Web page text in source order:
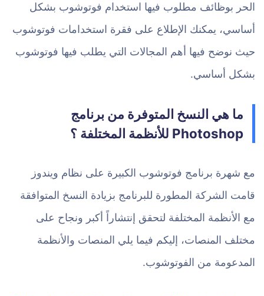
الحر بوظائف مطلوب فيها استخدام فوتوشوب بشكل
أساسي، يمكنك الإطلاع على فقرة استخدامات فوتوشوب
حيث نوضح فيها أهم المجالات التي يطلب فيها فوتوشوب
بشكل أساسي.
ما هي النسخ المتوفرة من برنامج
Photoshop للأنظمة المختلفة ؟
مع شهرة برنامج فوتوشوب الكبيرة على نظام ويندوز
قامت الشركة المطورة للبرنامج بزيادة النسخ المتوافقة
مع الأنظمة المختلفة لتحقق إنتشاراً أكبر ونجاح على
مختلف المنصات، إليكم فيما يلي المنصات والأنظمة
المدعومة من الفوتوشوب.